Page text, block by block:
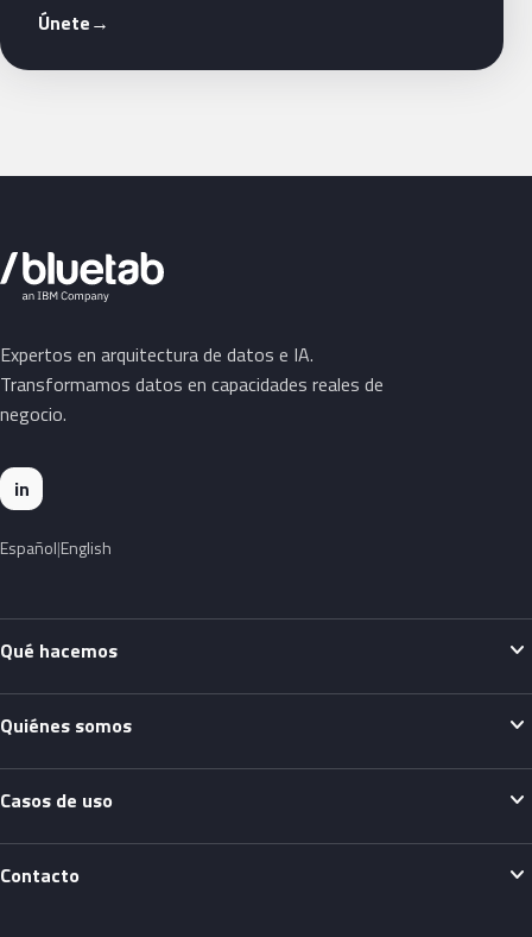
Únete→
Expertos en arquitectura de datos e IA.
Transformamos datos en capacidades reales de
negocio.
in
Español English
Qué hacemos expand_more
Quiénes somos expand_more
Casos de uso expand_more
Contacto expand_more